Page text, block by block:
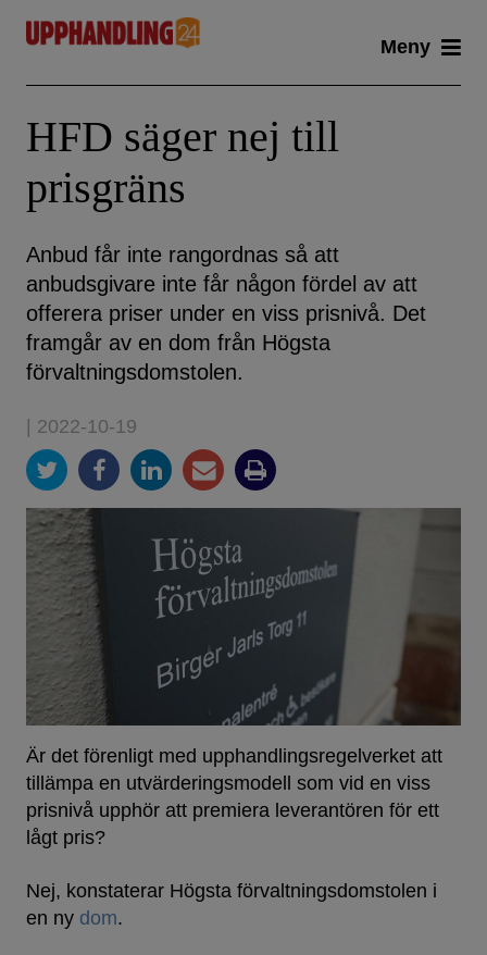
content
Meny
HFD säger nej till
prisgräns
Anbud får inte rangordnas så att
anbudsgivare inte får någon fördel av att
offerera priser under en viss prisnivå. Det
framgår av en dom från Högsta
förvaltningsdomstolen.
| 2022-10-19
Är det förenligt med upphandlingsregelverket att
tillämpa en utvärderingsmodell som vid en viss
prisnivå upphör att premiera leverantören för ett
lågt pris?
Nej, konstaterar Högsta förvaltningsdomstolen i
en ny dom.